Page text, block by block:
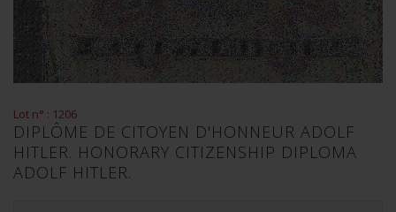
Lot n° : 1206
DIPLÔME DE CITOYEN D'HONNEUR ADOLF
HITLER. HONORARY CITIZENSHIP DIPLOMA
ADOLF HITLER.